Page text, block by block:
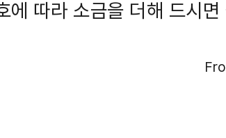
에 따라 소금을 더해 드시면